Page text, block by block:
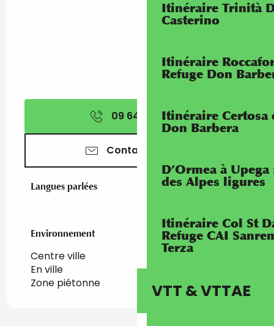
Itinéraire Trinità
Casterino
Itinéraire
Refuge Don
Itinéraire Certosa
Don Barbera
D’Ormea à
des Alpes ligures
Itinéraire Col St
Refuge CAI
Terza
VTT & VTTAE
09 64 35 71▒▒
Contactez-nous
Langues parlées
Langues parlées
Environnement
Environnement
Centre ville
En ville
Zone piétonne